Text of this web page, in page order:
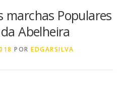
MAPA
marchas Populares
Abelheira
POR EDGARSILVA